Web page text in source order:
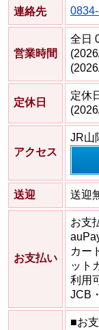
連絡先
営業時間
全日
定休日
定休
アクセス
JR山
送迎 送迎
お支払い
お支
カー
ット
利用
JCB
■お